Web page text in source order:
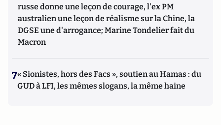
russe donne une leçon de courage, l'ex PM
australien une leçon de réalisme sur la Chine, la
DGSE une d'arrogance; Marine Tondelier fait du
Macron
7« Sionistes, hors des Facs », soutien au Hamas : du
GUD à LFI, les mêmes slogans, la même haine